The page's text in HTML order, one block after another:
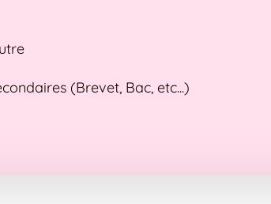
(Brevet, Bac, etc...)